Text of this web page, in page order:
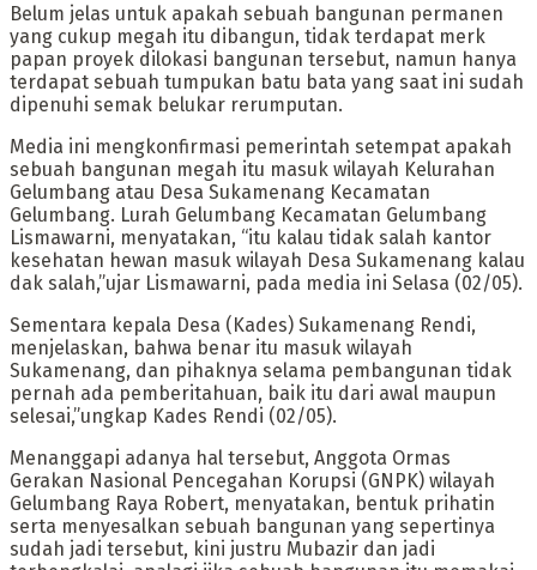
Belum jelas untuk apakah sebuah bangunan permanen
yang cukup megah itu dibangun, tidak terdapat merk
papan proyek dilokasi bangunan tersebut, namun hanya
terdapat sebuah tumpukan batu bata yang saat ini sudah
dipenuhi semak belukar rerumputan.
Media ini mengkonfirmasi pemerintah setempat apakah
sebuah bangunan megah itu masuk wilayah Kelurahan
Gelumbang atau Desa Sukamenang Kecamatan
Gelumbang. Lurah Gelumbang Kecamatan Gelumbang
Lismawarni, menyatakan, “itu kalau tidak salah kantor
kesehatan hewan masuk wilayah Desa Sukamenang kalau
dak salah,”ujar Lismawarni, pada media ini Selasa (02/05).
Sementara kepala Desa (Kades) Sukamenang Rendi,
menjelaskan, bahwa benar itu masuk wilayah
Sukamenang, dan pihaknya selama pembangunan tidak
pernah ada pemberitahuan, baik itu dari awal maupun
selesai,”ungkap Kades Rendi (02/05).
Menanggapi adanya hal tersebut, Anggota Ormas
Gerakan Nasional Pencegahan Korupsi (GNPK) wilayah
Gelumbang Raya Robert, menyatakan, bentuk prihatin
serta menyesalkan sebuah bangunan yang sepertinya
sudah jadi tersebut, kini justru Mubazir dan jadi